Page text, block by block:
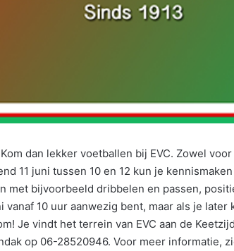
dan lekker voetballen bij EVC. Zowel
11 juni tussen 10 en 12 kun je
met bijvoorbeeld dribbelen en passen,
vanaf 10 uur aanwezig bent, maar als je
Je vindt het terrein van EVC aan de
op 06-28520946. Voor meer informatie,